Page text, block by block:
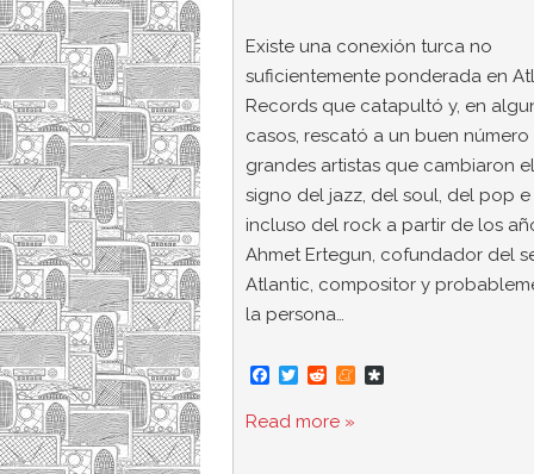
Existe una conexión turca no
suficientemente ponderada en
Records que catapultó y, en
casos, rescató a un buen número
grandes artistas que cambiaron el
signo del jazz, del soul, del pop e
incluso del rock a partir de los
Ahmet Ertegun, cofundador del
Atlantic, compositor y
la persona…
F
e
T
t
R
d
M
Read more »